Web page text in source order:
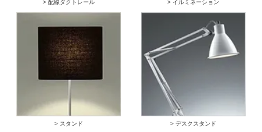
> 配線ダクトレール > イルミネーション
> スタンド > デスクスタンド